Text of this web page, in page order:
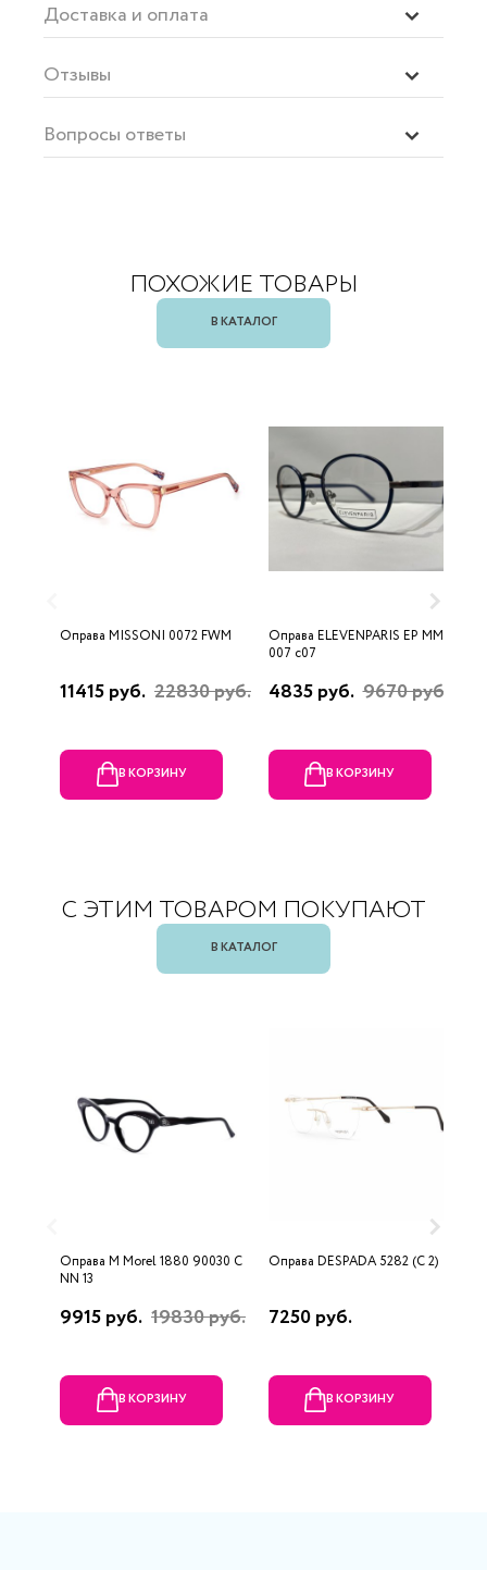
Доставка и оплата
Отзывы
Вопросы ответы
ПОХОЖИЕ ТОВАРЫ
В КАТАЛОГ
Оправа MISSONI 0072 FWM
11415 руб. 22830 руб.
В КОРЗИНУ
Оправа ELEVENPARIS EP MM
007 c07
4835 руб. 9670 руб.
В КОРЗИНУ
С ЭТИМ ТОВАРОМ ПОКУПАЮТ
В КАТАЛОГ
Оправа M Morel 1880 90030 C
NN 13
9915 руб. 19830 руб.
В КОРЗИНУ
Оправа DESPADA 5282 (C 2)
7250 руб.
В КОРЗИНУ